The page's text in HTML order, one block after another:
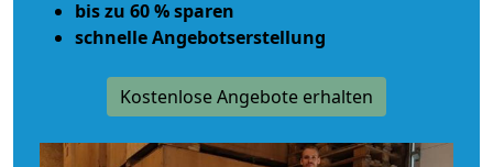
bis zu 60 % sparen
schnelle Angebotserstellung
Kostenlose Angebote erhalten